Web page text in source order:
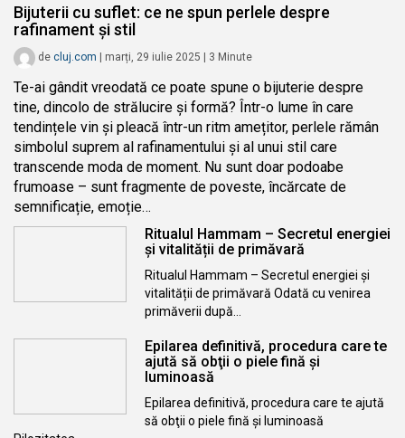
Bijuterii cu suflet: ce ne spun perlele despre
rafinament și stil
de cluj.com marți, 29 iulie 2025 3 Minute
Te-ai gândit vreodată ce poate spune o bijuterie despre
tine, dincolo de strălucire și formă? Într-o lume în care
tendințele vin și pleacă într-un ritm amețitor, perlele rămân
simbolul suprem al rafinamentului și al unui stil care
transcende moda de moment. Nu sunt doar podoabe
frumoase – sunt fragmente de poveste, încărcate de
semnificație, emoție…
Ritualul Hammam – Secretul energiei
și vitalității de primăvară
Ritualul Hammam – Secretul energiei și
vitalității de primăvară Odată cu venirea
primăverii după…
Epilarea definitivă, procedura care te
ajută să obţii o piele fină şi
luminoasă
Epilarea definitivă, procedura care te ajută
să obţii o piele fină şi luminoasă